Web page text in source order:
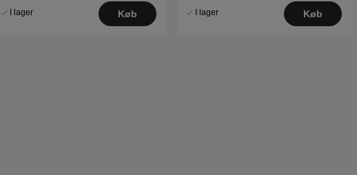
I lager Køb I lager Køb